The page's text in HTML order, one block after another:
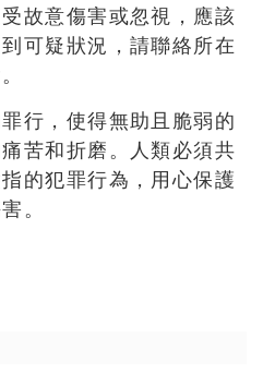
故意傷害或忽視，應該
可疑狀況，請聯絡所在
行，使得無助且脆弱的
苦和折磨。人類必須共
的犯罪行為，用心保護
。